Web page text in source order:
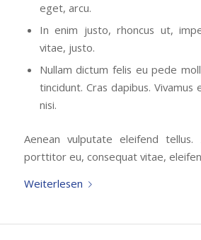
eget, arcu.
In enim justo, rhoncus ut,
vitae, justo.
Nullam dictum felis eu pede
tincidunt. Cras dapibus.
nisi.
Aenean vulputate eleifend tellus.
porttitor eu, consequat vitae,
Weiterlesen